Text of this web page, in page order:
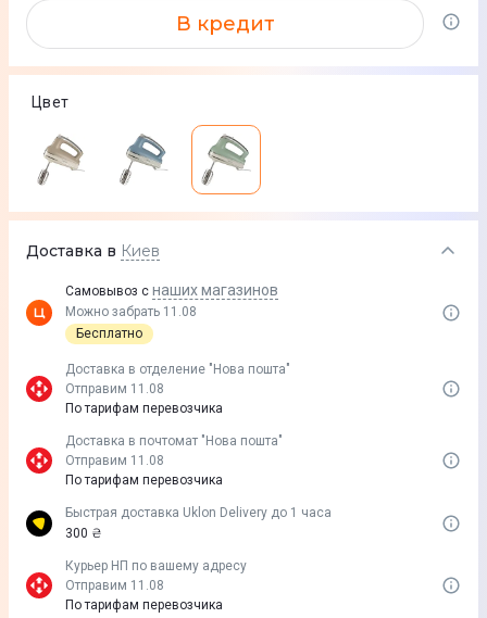
В кредит
Цвет
Доставка в Киев
Самовывоз с наших магазинов
Можно забрать 11.08
Бесплатно
Доставка в отделение "Нова пошта"
Отправим 11.08
По тарифам перевозчика
Доставка в почтомат "Нова пошта"
Отправим 11.08
По тарифам перевозчика
Быстрая доставка Uklon Delivery до 1 часа
300 ₴
Курьер НП по вашему адресу
Отправим 11.08
По тарифам перевозчика